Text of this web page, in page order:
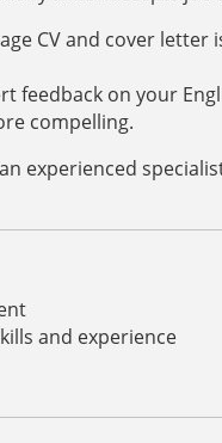
CV and cover
feedback on your
compelling.
experienced
and experience